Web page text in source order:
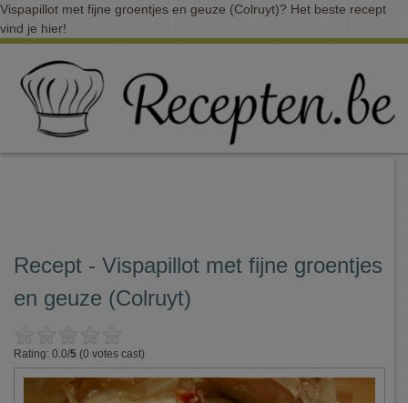
Vispapillot met fijne groentjes en geuze (Colruyt)? Het beste recept
vind je hier!
Recept - Vispapillot met fijne groentjes
en geuze (Colruyt)
Rating: 0.0/5 (0 votes cast)